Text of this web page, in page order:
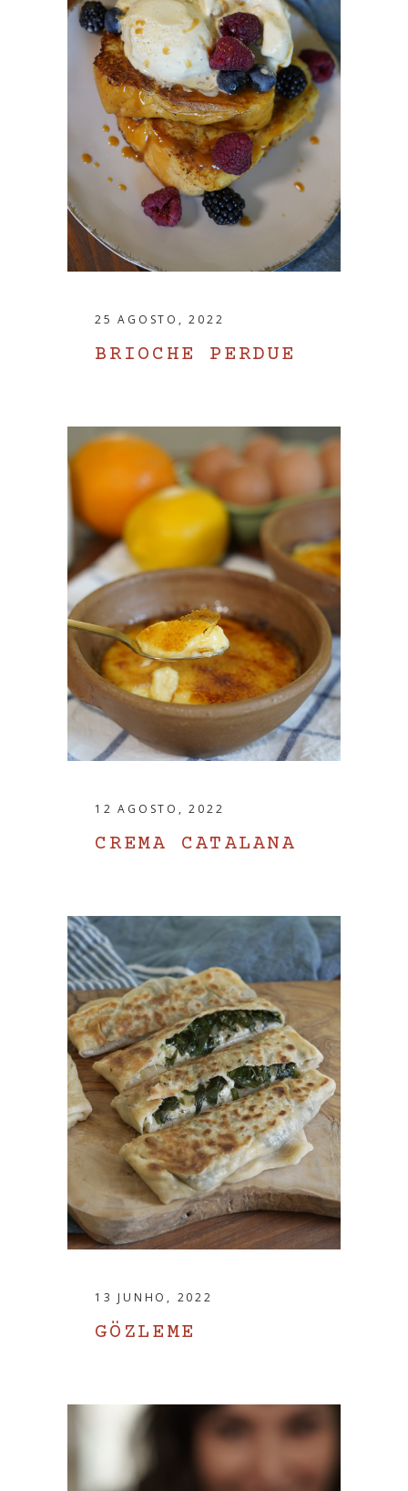
25 AGOSTO, 2022
BRIOCHE PERDUE
12 AGOSTO, 2022
CREMA CATALANA
13 JUNHO, 2022
GÖZLEME